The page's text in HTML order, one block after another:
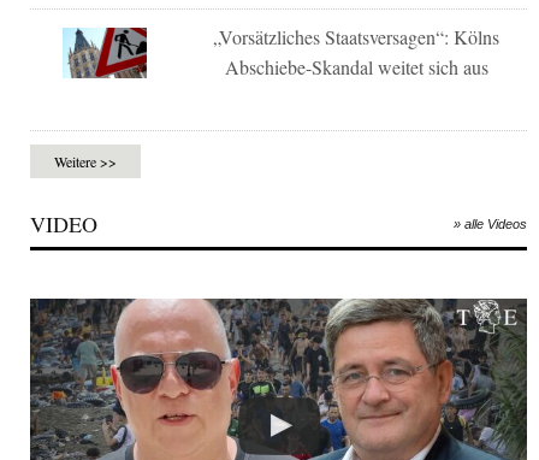
„Vorsätzliches Staatsversagen“: Kölns
Abschiebe-Skandal weitet sich aus
Weitere >>
VIDEO » alle Videos